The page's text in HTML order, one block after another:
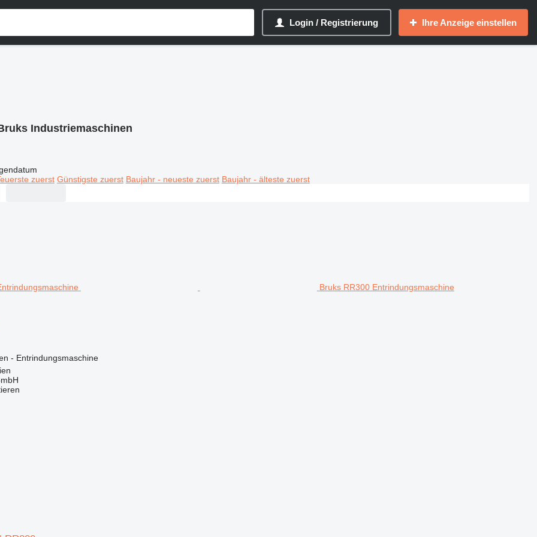
Login / Registrierung Ihre Anzeige einstellen
Industriemaschinen
zuerst Günstigste zuerst Baujahr - neueste zuerst Baujahr - älteste zuerst
Bruks RR300 Entrindungsmaschine
- Entrindungsmaschine